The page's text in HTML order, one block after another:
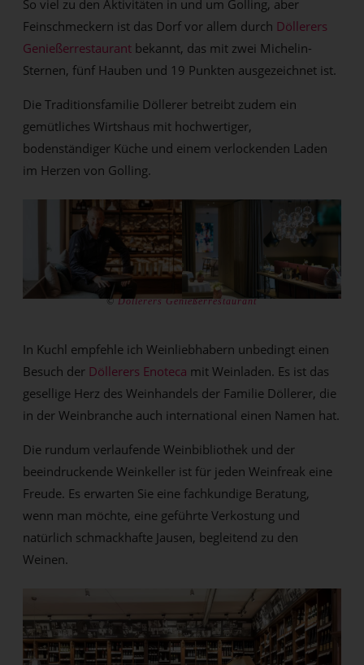
So viel zu den Aktivitäten in und um Golling, aber
Feinschmeckern ist das Dorf vor allem durch Döllerers
Genießerrestaurant bekannt, das mit zwei Michelin-
Sternen, fünf Hauben und 19 Punkten ausgezeichnet ist.
Die Traditionsfamilie Döllerer betreibt zudem ein
gemütliches Wirtshaus mit hochwertiger,
bodenständiger Küche und einem verlockenden Laden
im Herzen von Golling.
©Döllerers Genießerrestaurant
In Kuchl empfehle ich Weinliebhabern unbedingt einen
Besuch der Döllerers Enoteca mit Weinladen. Es ist das
gesellige Herz des Weinhandels der Familie Döllerer, die
in der Weinbranche auch international einen Namen hat.
Die rundum verlaufende Weinbibliothek und der
beeindruckende Weinkeller ist für jeden Weinfreak eine
Freude. Es erwarten Sie eine fachkundige Beratung,
wenn man möchte, eine geführte Verkostung und
natürlich schmackhafte Jausen, begleitend zu den
Weinen.